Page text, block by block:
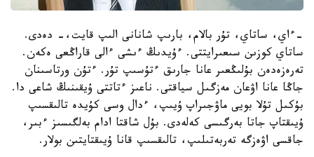
-ءاي، ساتاي، تۇر بالام، بارىپ شانانى الىپ قايت،- دەدى.
ساتاي كوزىن سىعىرايتتى. ءۇيدىڭ ءىشى ءالى قاراڭعى ەكەن.
تەرەزەدەن بۇلىڭعىر عانا جارىق ءتۇسىپ تۇر. ءتۇن ورتاسىنان
جاڭا عانا اۋعان مەزگىل سياقتى. ناعىز ءتاتتى ۇيقىنىڭ شاعى دا.
بۇكىل تۇلا بويى ماۋجىراپ ۇيىپ، ءدال وسى كۇيدە تالىقسىپ
ۇيىقتاپ جاتا بەرگىسى كەلەدى. بۇل شاقتا ادام بەلگىسىز ءبىر،
جاقسى اۋەزگە تەربەتىلىپ، تالىقسىپ قانا ۇيىقتايتىن بولار.